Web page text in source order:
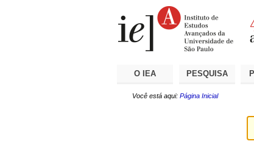
O IEA PESQUISA
Você está aqui: Página Inicial